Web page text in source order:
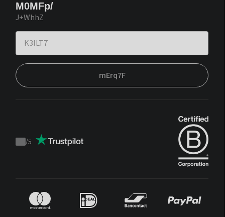
M0MFp/
J+WhhZ
mErq7F
Trustpilot
/5